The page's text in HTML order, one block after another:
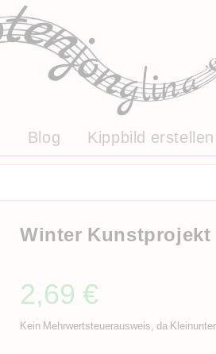
Blog Kippbild erstellen
Winter
2,69 €
Kein Mehrwertsteuerausweis, da